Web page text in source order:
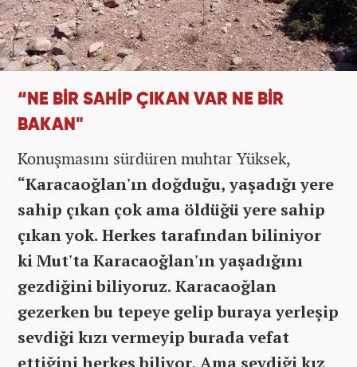
“NE BİR SAHİP ÇIKAN VAR NE BİR
BAKAN"
Konuşmasını sürdüren muhtar Yüksek,
“Karacaoğlan'ın doğduğu, yaşadığı yere
sahip çıkan çok ama öldüğü yere sahip
çıkan yok. Herkes tarafından biliniyor
ki Mut'ta Karacaoğlan'ın yaşadığını
gezdiğini biliyoruz. Karacaoğlan
gezerken bu tepeye gelip buraya yerleşip
sevdiği kızı vermeyip burada vefat
ettiğini herkes biliyor. Ama sevdiği kız